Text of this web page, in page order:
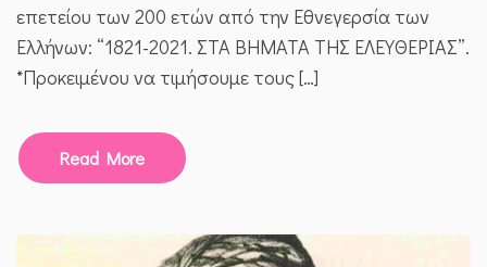
επετείου των 200 ετών από την Εθνεγερσία των
Ελλήνων: “1821-2021. ΣΤΑ ΒΗΜΑΤΑ ΤΗΣ ΕΛΕΥΘΕΡΙΑΣ”.
*Προκειμένου να τιμήσουμε τους […]
Read More